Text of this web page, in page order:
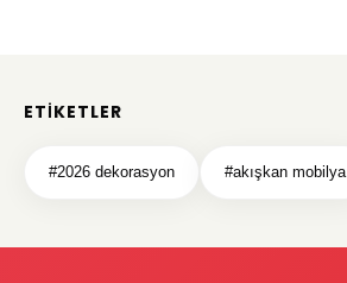
ETIKETLER
#2026 dekorasyon #akışkan mobilya